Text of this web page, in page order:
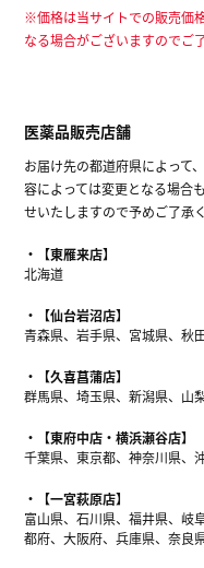
※価格は当サイトでの販売価
なる場合がございますのでご
医薬品販売店舗
お届け先の都道府県によって
容によっては変更となる場合
せいたしますので予めご了承
【東雁来店】
北海道
【仙台岩沼店】
青森県、岩手県、宮城県、秋
【久喜菖蒲店】
群馬県、埼玉県、新潟県、山
【東府中店・横浜瀬谷店】
千葉県、東京都、神奈川県、
【一宮萩原店】
富山県、石川県、福井県、岐
都府、大阪府、兵庫県、奈良